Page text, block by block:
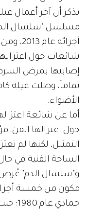
يذكر أن آخر أعمال
أجزائه
شائعات حول
إصابتها بمرض
تماماً، وظلت عبلة
الأضواء.
أما عن شائعة
حول اعتزالها الفن،
التمثيل، لكنها لم
الساحة الفنية في
مكون من خمسة